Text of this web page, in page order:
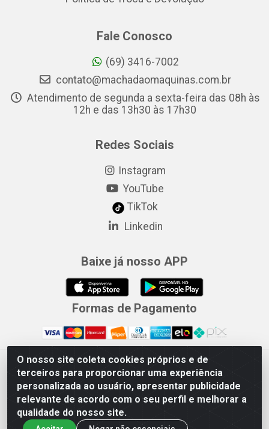
O nosso site coleta cookies próprios e de
terceiros para proporcionar uma experiência
personalizada ao usuário, apresentar publicidade
relevante de acordo com o seu perfil e melhorar a
qualidade do nosso site.
Fale Conosco
(69) 3416-7002
contato@machadaomaquinas.com.br
Atendimento de segunda a sexta-feira das 08h às
12h e das 13h30 às 17h30
Redes Sociais
Instagram
YouTube
TikTok
Linkedin
Baixe já nosso APP
Formas de Pagamento
Merconorte Distribuidora de Ferragens Ltda - Avenida Marechal
Rondon, 1571 - Centro, Ji-Paraná/RO - CEP 76.900-121 - CNPJ
10.779.165/000167